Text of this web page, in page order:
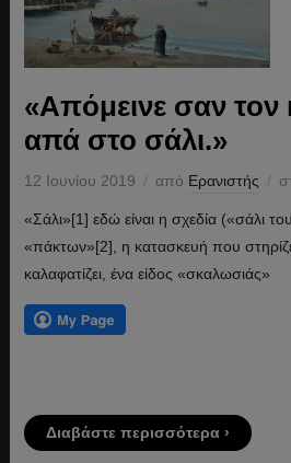
«Απόμεινε σαν
απά στο σάλι.»
12 Ιουνίου 2019 από Ερανιστής
«Σάλι»[1] εδώ είναι η σχεδία («σάλι
«πάκτων»[2], η κατασκευή που
καλαφατίζει, ένα είδος «σκαλωσιάς»
Διαβάστε περισσότερα ›